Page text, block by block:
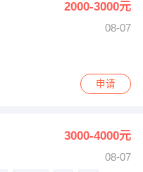
2000-3000元
08-07
申请
3000-4000元
08-07